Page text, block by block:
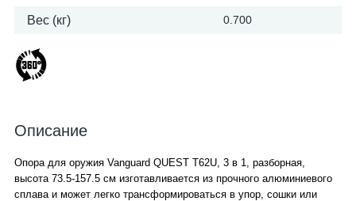
Вес (кг) 0.700
Описание
Опора для оружия Vanguard QUEST T62U, 3 в 1, разборная,
высота 73.5-157.5 см изготавливается из прочного алюминиевого
сплава и может легко трансформироваться в упор, сошки или